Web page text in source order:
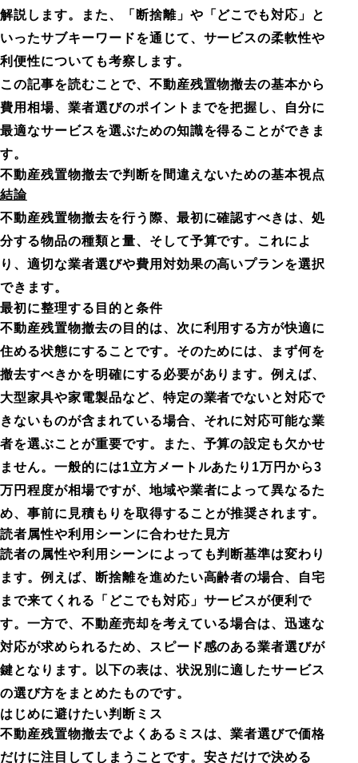
解説します。また、「断捨離」や「どこでも対応」と
いったサブキーワードを通じて、サービスの柔軟性や
利便性についても考察します。
この記事を読むことで、不動産残置物撤去の基本から
費用相場、業者選びのポイントまでを把握し、自分に
最適なサービスを選ぶための知識を得ることができま
す。
不動産残置物撤去で判断を間違えないための基本視点
結論
不動産残置物撤去を行う際、最初に確認すべきは、処
分する物品の種類と量、そして予算です。これによ
り、適切な業者選びや費用対効果の高いプランを選択
できます。
最初に整理する目的と条件
不動産残置物撤去の目的は、次に利用する方が快適に
住める状態にすることです。そのためには、まず何を
撤去すべきかを明確にする必要があります。例えば、
大型家具や家電製品など、特定の業者でないと対応で
きないものが含まれている場合、それに対応可能な業
者を選ぶことが重要です。また、予算の設定も欠かせ
ません。一般的には1立方メートルあたり1万円から3
万円程度が相場ですが、地域や業者によって異なるた
め、事前に見積もりを取得することが推奨されます。
読者属性や利用シーンに合わせた見方
読者の属性や利用シーンによっても判断基準は変わり
ます。例えば、断捨離を進めたい高齢者の場合、自宅
まで来てくれる「どこでも対応」サービスが便利で
す。一方で、不動産売却を考えている場合は、迅速な
対応が求められるため、スピード感のある業者選びが
鍵となります。以下の表は、状況別に適したサービス
の選び方をまとめたものです。
はじめに避けたい判断ミス
不動産残置物撤去でよくあるミスは、業者選びで価格
だけに注目してしまうことです。安さだけで決める